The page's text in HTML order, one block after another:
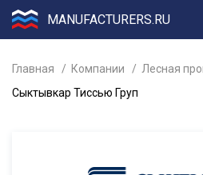
MANUFACTURERS.RU
Главная Компании
Лесная
Сыктывкар Тиссью Груп